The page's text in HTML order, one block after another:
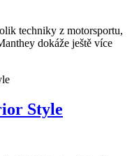
techniky z motorsportu,
dokáže ještě více
Style